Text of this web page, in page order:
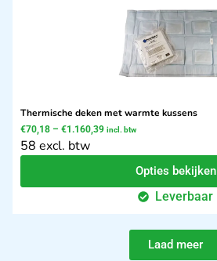
Thermische deken met warmte kussens
€70,18 – €1.160,39 incl. btw
58 excl. btw
Opties bekijken
Leverbaar
Laad meer